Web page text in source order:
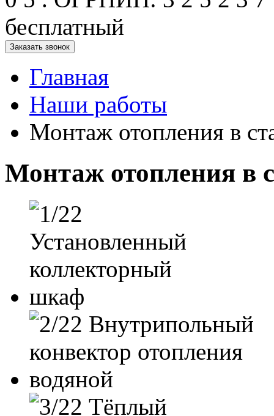
бесплатный
Заказать звонок
Главная
Наши работы
Монтаж отопления в
Монтаж отопления в